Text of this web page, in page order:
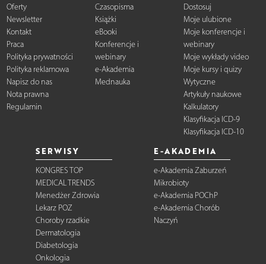
Oferty
Newsletter
Kontakt
Praca
Polityka prywatności
Polityka reklamowa
Napisz do nas
Nota prawna
Regulamin
Czasopisma
Książki
eBooki
Konferencje i
webinary
e-Akademia
Mednauka
Dostosuj
Moje ulubione
Moje konferencje i
webinary
Moje wykłady video
Moje kursy i quizy
Wytyczne
Artykuły naukowe
Kalkulatory
Klasyfikacja ICD-9
Klasyfikacja ICD-10
SERWISY
KONGRES TOP
MEDICAL TRENDS
Menedżer Zdrowia
Lekarz POZ
Choroby rzadkie
Dermatologia
Diabetologia
Onkologia
E-AKADEMIA
e-Akademia Zaburzeń
Mikrobioty
e-Akademia POChP
e-Akademia Chorób
Naczyń